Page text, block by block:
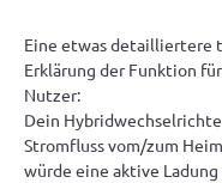
Eine etwas detailliertere
Erklärung der Funktion
Nutzer:
Dein
Stromfluss vom/zum
würde eine aktive Ladung